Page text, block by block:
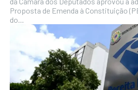
Proposta de Emenda à Constituição
do...